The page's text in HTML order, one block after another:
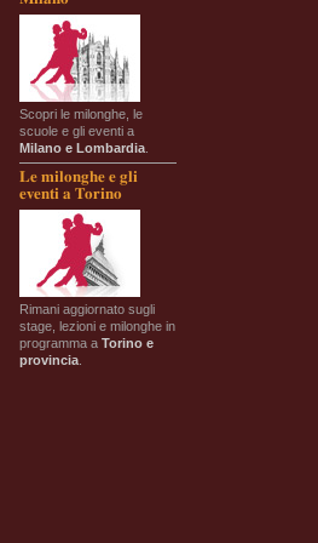
Scopri le milonghe, le
scuole e gli eventi a
Milano e Lombardia
Le milonghe e gli
eventi a Torino
Rimani aggiornato sugli
stage, lezioni e milonghe in
programma a Torino e
provincia